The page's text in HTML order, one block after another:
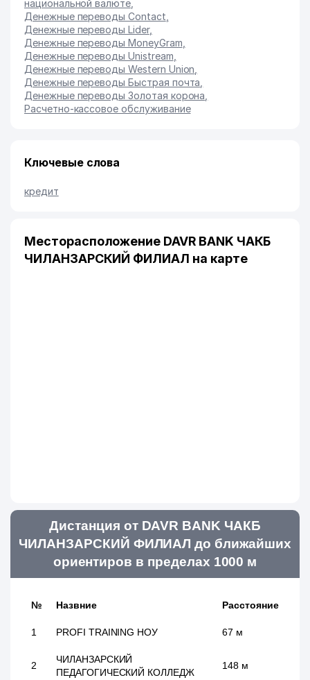
национальной валюте
Денежные переводы Contact
Денежные переводы Lider,
Денежные переводы MoneyGram
Денежные переводы Unistream
Денежные переводы Western Union
Денежные переводы Быстрая почта
Денежные переводы Золотая корона
Расчетно-кассовое обслуживание
Ключевые слова
кредит
Месторасположение DAVR BANK ЧАКБ
ЧИЛАНЗАРСКИЙ ФИЛИАЛ на карте
Дистанция от DAVR BANK ЧАКБ
ЧИЛАНЗАРСКИЙ ФИЛИАЛ до ближайших
ориентиров в пределах 1000 м
№ Назвние Расстояние
1 PROFI TRAINING НОУ 67 м
2
ЧИЛАНЗАРСКИЙ
ПЕДАГОГИЧЕСКИЙ КОЛЛЕДЖ
148 м